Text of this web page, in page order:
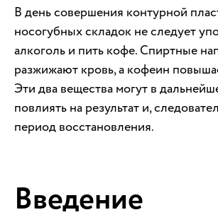
В день совершения контурной
носогубных складок не следует
алкоголь и пить кофе. Спиртные
разжижают кровь, а кофеин
Эти два вещества могут в
повлиять на результат и,
период восстановления.
Введение